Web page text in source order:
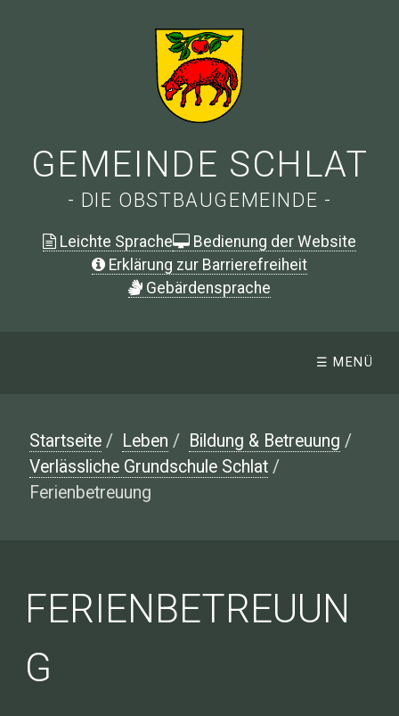
GEMEINDE SCHLAT
- DIE OBSTBAUGEMEINDE -
Leichte Sprache
Bedienung der Website
Erklärung zur Barrierefreiheit
Gebärdensprache
☰ MENÜ
Startseite / Leben / Bildung & Betreuung /
Verlässliche Grundschule Schlat /
Ferienbetreuung
FERIENBETREUUN
G